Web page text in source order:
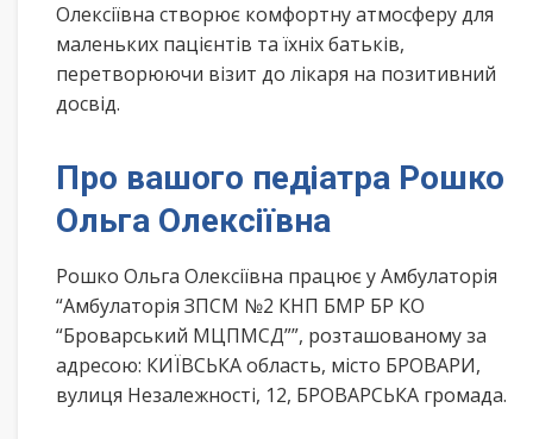
Олексіївна створює комфортну атмосферу для
маленьких пацієнтів та їхніх батьків,
перетворюючи візит до лікаря на позитивний
досвід.
Про вашого педіатра Рошко
Ольга Олексіївна
Рошко Ольга Олексіївна працює у Амбулаторія
“Амбулаторія ЗПСМ №2 КНП БМР БР КО
“Броварський МЦПМСД””, розташованому за
адресою: КИЇВСЬКА область, місто БРОВАРИ,
вулиця Незалежності, 12, БРОВАРСЬКА громада.